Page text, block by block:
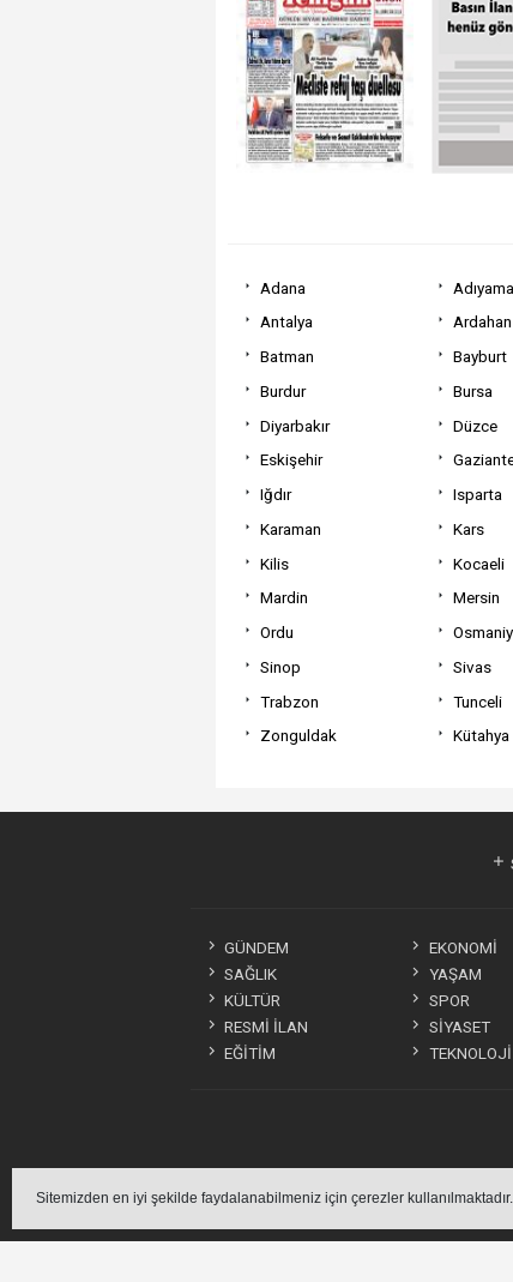
Sitemizden en iyi şekilde faydalanabilmeniz için çerezler
Adana
Antalya
Ardahan
Batman
Bayburt
Burdur
Bursa
Diyarbakır
Düzce
Eskişehir
Iğdır
Isparta
Karaman
Kars
Kilis
Kocaeli
Mardin
Mersin
Ordu
Sinop
Sivas
Trabzon
Tunceli
Zonguldak
Kütahya
GÜNDEM
EKONOMİ
SAĞLIK
YAŞAM
KÜLTÜR
SPOR
RESMİ İLAN
SİYASET
EĞİTİM
TEKNOLOJİ